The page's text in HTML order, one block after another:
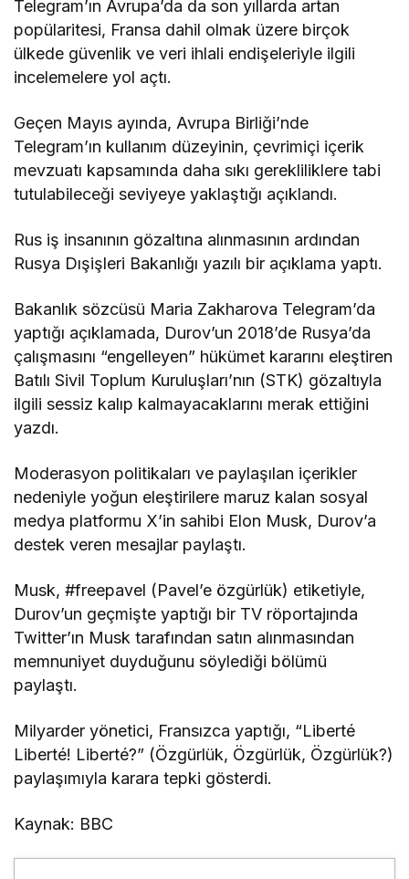
Telegram’ın Avrupa’da da son yıllarda artan
popülaritesi, Fransa dahil olmak üzere birçok
ülkede güvenlik ve veri ihlali endişeleriyle ilgili
incelemelere yol açtı.
Geçen Mayıs ayında, Avrupa Birliği’nde
Telegram’ın kullanım düzeyinin, çevrimiçi içerik
mevzuatı kapsamında daha sıkı gerekliliklere tabi
tutulabileceği seviyeye yaklaştığı açıklandı.
Rus iş insanının gözaltına alınmasının ardından
Rusya Dışişleri Bakanlığı yazılı bir açıklama yaptı.
Bakanlık sözcüsü Maria Zakharova Telegram’da
yaptığı açıklamada, Durov’un 2018’de Rusya’da
çalışmasını “engelleyen” hükümet kararını eleştiren
Batılı Sivil Toplum Kuruluşları’nın (STK) gözaltıyla
ilgili sessiz kalıp kalmayacaklarını merak ettiğini
yazdı.
Moderasyon politikaları ve paylaşılan içerikler
nedeniyle yoğun eleştirilere maruz kalan sosyal
medya platformu X’in sahibi Elon Musk, Durov’a
destek veren mesajlar paylaştı.
Musk, #freepavel (Pavel’e özgürlük) etiketiyle,
Durov’un geçmişte yaptığı bir TV röportajında
Twitter’ın Musk tarafından satın alınmasından
memnuniyet duyduğunu söylediği bölümü
paylaştı.
Milyarder yönetici, Fransızca yaptığı, “Liberté
Liberté! Liberté?” (Özgürlük, Özgürlük, Özgürlük?)
paylaşımıyla karara tepki gösterdi.
Kaynak: BBC